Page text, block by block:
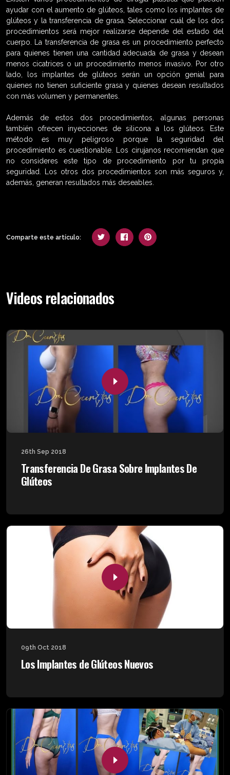
ayudar con el aumento de glúteos, tales como los implantes de
glúteos y la transferencia de grasa. Seleccionar cuál de los dos
procedimientos será mejor realizarse depende del estado del
cuerpo. La transferencia de grasa es un procedimiento perfecto
para quienes tienen una cantidad adecuada de grasa y desean
menos cicatrices o un procedimiento menos invasivo. Por otro
lado, los implantes de glúteos serán un opción genial para
quienes no tienen suficiente grasa y quienes desean resultados
con más volumen y permanentes.
Además de estos dos procedimientos, algunas personas
también ofrecen inyecciones de silicona a los glúteos. Este
método es muy peligroso porque la seguridad del
procedimiento es cuestionable. Los cirujanos recomiendan que
no consideres este tipo de procedimiento por tu propia
seguridad. Los otros dos procedimientos son más seguros y,
además, generan resultados más deseables.
Comparte este artículo:
Videos relacionados
26th Sep 2018
Transferencia De Grasa Sobre Implantes De
Glúteos
09th Oct 2018
Los Implantes de Glúteos Nuevos